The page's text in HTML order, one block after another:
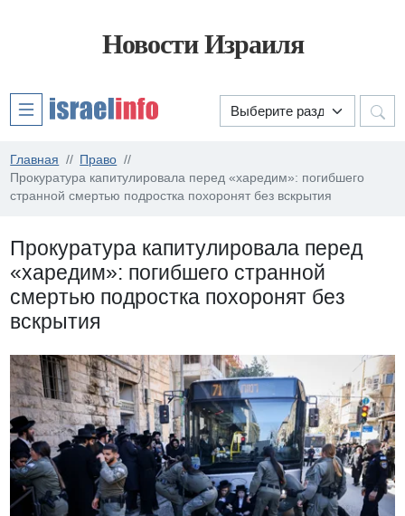
Новости Израиля
Главная
Право
Прокуратура капитулировала перед «харедим»: погибшего
странной смертью подростка похоронят без вскрытия
Прокуратура капитулировала перед
«харедим»: погибшего странной
смертью подростка похоронят без
вскрытия